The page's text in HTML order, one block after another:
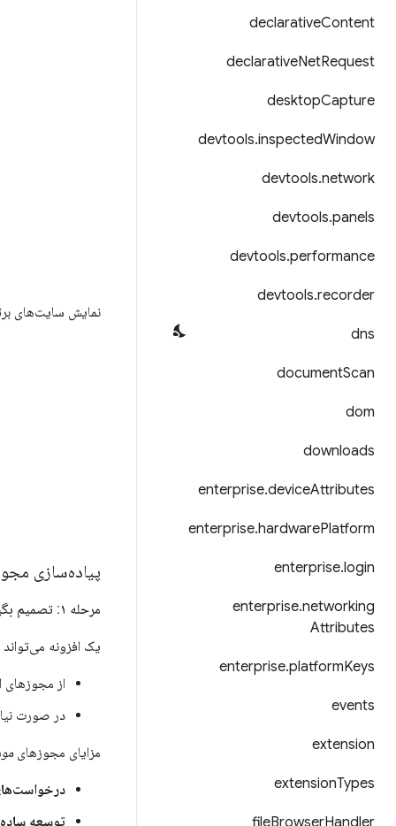
declarativeContent
declarativeNetRequest
desktopCapture
devtools.inspectedWindow
devtools.network
devtools.panels
devtools.performance
devtools.recorder
dns
documentScan
dom
downloads
enterprise.deviceAttributes
enterprise.hardwarePlatform
enterprise.login
enterprise.networking
Attributes
enterprise.platformKeys
events
extension
extensionTypes
fileBrowserHandler
نمایش سایت‌های
پیاده‌سازی
مرحله ۱: تصمیم بگیرید کدام مجوزها الزامی و کدام‌ها اختیاری هستند
یک افزونه
از مجوزهای
در صورت
مزایای مجوزهای
توسعه